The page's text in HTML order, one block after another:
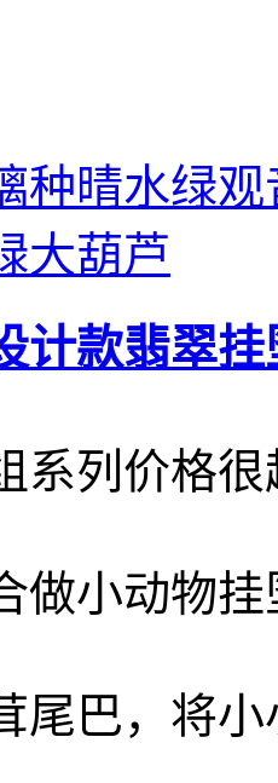
种晴水绿观
大葫芦
计款翡翠挂
系列价格很
做小动物挂
尾巴，将